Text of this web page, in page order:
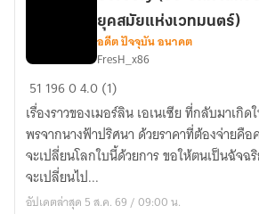
Chapter
of
History
:
Age
of
ยุคสมัยแห่งเวทมนตร์)
อดีต ปัจจุบัน อนาคต
FresH_x86
51 19604.0 (1)
เรื่องราวของเมอร์ลิน เอเนเซีย ที่กลับมาเกิ
พรจากนางฟ้าปริศนา ด้วยราคาที่ต้องจ่ายคือ
จะเปลี่ยนโลกใบนี้ด้วยการ ขอให้ตนเป็นฉัจฉ
จะเปลี่ยนไป...
อัปเดตล่าสุด 5 ส.ค. 69 / 09:00 น.